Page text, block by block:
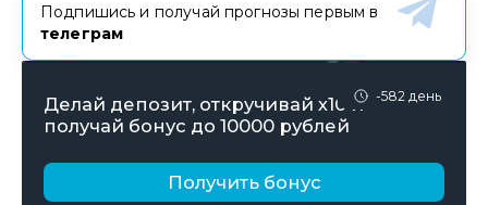
Подпишись и получай прогнозы первым в
телеграм
-582 день
Делай депозит, откручивай х10 и
получай бонус до 10000 рублей
Получить бонус